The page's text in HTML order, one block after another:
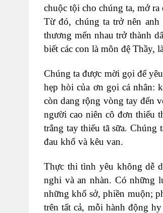
chuộc tội cho chúng ta, mở
Từ đó, chúng ta trở nên
thương mến nhau trở thành
biết các con là môn đệ Thầy,
Chúng ta được mời gọi để
hẹp hòi của ơn gọi cá nhân:
còn dang rộng vòng tay đến
người cao niên cô đơn thiếu
trắng tay thiếu tã sữa. Chúng
đau khổ và kêu van.
Thực thi tình yêu không dễ
nghi và an nhàn. Có những
những khổ sở, phiền muộn;
trên tất cả, mỗi hành động